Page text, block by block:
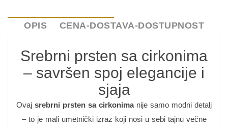
OPIS CENA-DOSTAVA-DOSTUPNOST
Srebrni prsten sa cirkonima
– savršen spoj elegancije i
sjaja
Ovaj srebrni prsten sa cirkonimanije samo modni detalj
– to je mali umetnički izraz koji nosi u sebi tajnu večne